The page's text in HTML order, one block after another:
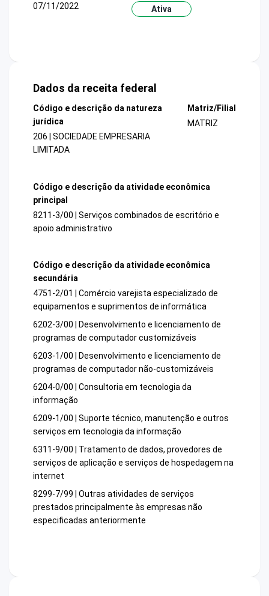
07/11/2022
Ativa
Dados da receita federal
Código e descrição da natureza
jurídica
206 | SOCIEDADE EMPRESARIA
LIMITADA
Matriz/Filial
MATRIZ
Código e descrição da atividade econômica
principal
8211-3/00 | Serviços combinados de escritório e
apoio administrativo
Código e descrição da atividade econômica
secundária
4751-2/01 | Comércio varejista especializado de
equipamentos e suprimentos de informática
6202-3/00 | Desenvolvimento e licenciamento de
programas de computador customizáveis
6203-1/00 | Desenvolvimento e licenciamento de
programas de computador não-customizáveis
6204-0/00 | Consultoria em tecnologia da
informação
6209-1/00 | Suporte técnico, manutenção e outros
serviços em tecnologia da informação
6311-9/00 | Tratamento de dados, provedores de
serviços de aplicação e serviços de hospedagem na
internet
8299-7/99 | Outras atividades de serviços
prestados principalmente às empresas não
especificadas anteriormente